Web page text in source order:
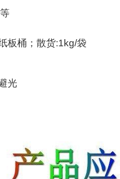
板桶；散货:1kg/袋
光